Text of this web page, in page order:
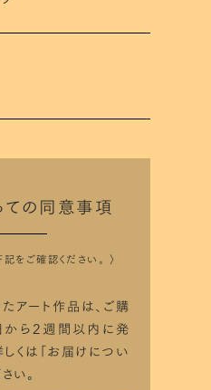
ての同意事項
をご確認ください。 〉
アート作品は、ご購
から2週間以内に発
くは「お届けについ
い。